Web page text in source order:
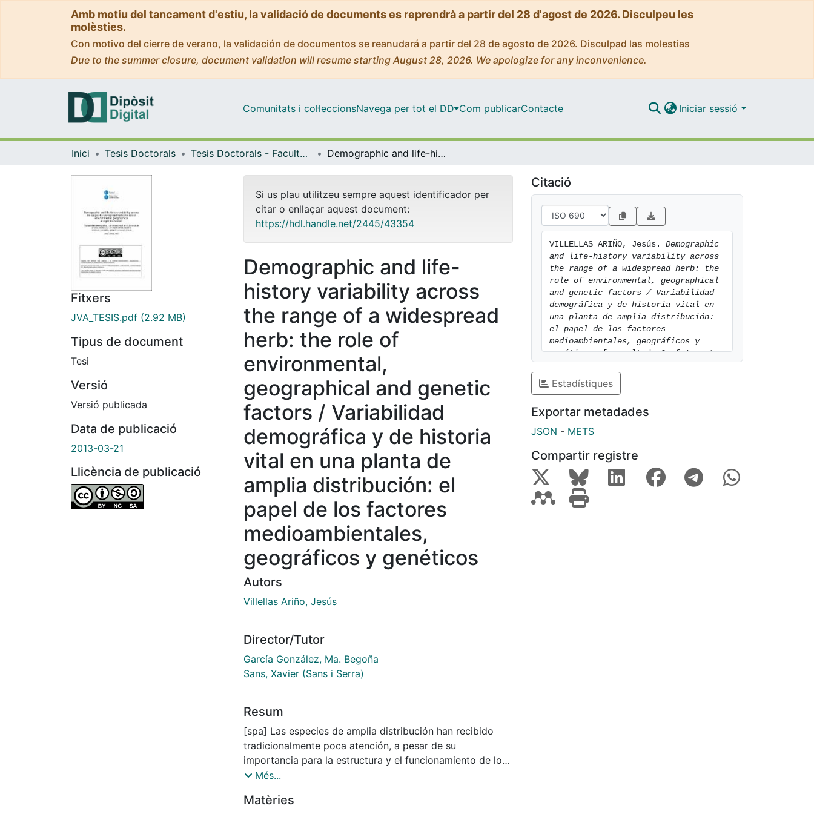
Amb motiu del tancament d'estiu, la validació de documents es reprendrà a partir del 28 d'agost de 2026. Disculpeu les
molèsties.
Con motivo del cierre de verano, la validación de documentos se reanudará a partir del 28 de agosto de 2026. Disculpad las molestias
Due to the summer closure, document validation will resume starting August 28, 2026. We apologize for any inconvenience.
Comunitats i col·leccionsNavega per tot el DD Com publicarContacte Iniciar sessió
Inici Tesis Doctorals Tesis Doctorals - Facultat - Biologia Demographic and life-history variability across the range of a widespread herb: the role of environmental, geographical and genetic factors / Variabilidad demográfica y de historia vital en una planta de amplia distribución: el papel de los factores medioambientales, geográficos y genéticos
Fitxers
JVA_TESIS.pdf (2.92 MB)
Tipus de document
Tesi
Versió
Versió publicada
Data de publicació
2013-03-21
Llicència de publicació
Si us plau utilitzeu sempre aquest identificador per
citar o enllaçar aquest document:
https://hdl.handle.net/2445/43354
Demographic and life-
history variability across
the range of a widespread
herb: the role of
environmental,
geographical and genetic
factors / Variabilidad
demográfica y de historia
vital en una planta de
amplia distribución: el
papel de los factores
medioambientales,
geográficos y genéticos
Autors
Villellas Ariño, Jesús
Director/Tutor
García González, Ma. Begoña
Sans, Xavier (Sans i Serra)
Resum
[spa] Las especies de amplia distribución han recibido
tradicionalmente poca atención, a pesar de su
importancia para la estructura y el funcionamiento de los
ecosistemas. En esta tesis, se analiza la variabilidad
amplia distribución en Europa y el norte de África
Més...
Matèries
Citació
VILLELLAS ARIÑO, Jesús. Demographic
and life-history variability across
the range of a widespread herb: the
role of environmental, geographical
and genetic factors / Variabilidad
demográfica y de historia vital en
una planta de amplia distribución:
el papel de los factores
medioambientales, geográficos y
genéticos. [consulted: 6 of August
https://hdl.handle.net/2445/43354
Estadístiques
Exportar metadades
JSON - METS
Compartir registre